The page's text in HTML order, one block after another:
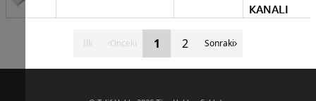
KANALI
İlk Önceki 1 2 Sonraki